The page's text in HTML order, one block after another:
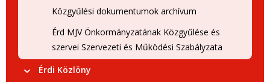
Közgyűlési dokumentumok archívum
Érd MJV Önkormányzatának Közgyűlése és
szervei Szervezeti és Működési Szabályzata
Érdi Közlöny